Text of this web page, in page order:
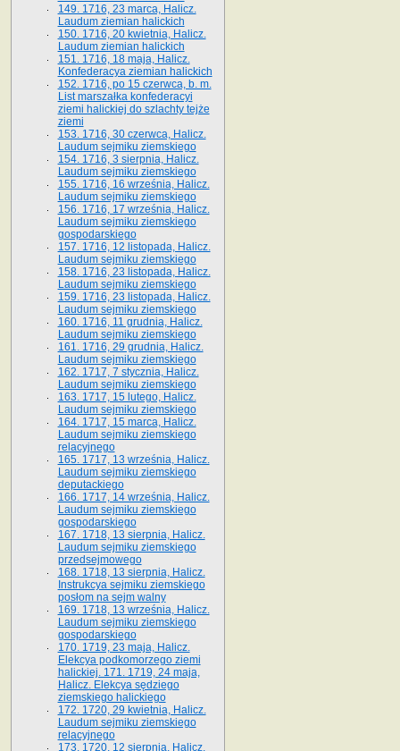
149. 1716, 23 marca, Halicz.
Laudum ziemian halickich
150. 1716, 20 kwietnia, Halicz.
Laudum ziemian halickich
151. 1716, 18 maja, Halicz.
Konfederacya ziemian halickich
152. 1716, po 15 czerwca, b. m.
List marszałka konfederacyi
ziemi halickiej do szlachty tejże
ziemi
153. 1716, 30 czerwca, Halicz.
Laudum sejmiku ziemskiego
154. 1716, 3 sierpnia, Halicz.
Laudum sejmiku ziemskiego
155. 1716, 16 września, Halicz.
Laudum sejmiku ziemskiego
156. 1716, 17 września, Halicz.
Laudum sejmiku ziemskiego
gospodarskiego
157. 1716, 12 listopada, Halicz.
Laudum sejmiku ziemskiego
158. 1716, 23 listopada, Halicz.
Laudum sejmiku ziemskiego
159. 1716, 23 listopada, Halicz.
Laudum sejmiku ziemskiego
160. 1716, 11 grudnia, Halicz.
Laudum sejmiku ziemskiego
161. 1716, 29 grudnia, Halicz.
Laudum sejmiku ziemskiego
162. 1717, 7 stycznia, Halicz.
Laudum sejmiku ziemskiego
163. 1717, 15 lutego, Halicz.
Laudum sejmiku ziemskiego
164. 1717, 15 marca, Halicz.
Laudum sejmiku ziemskiego
relacyjnego
165. 1717, 13 września, Halicz.
Laudum sejmiku ziemskiego
deputackiego
166. 1717, 14 września, Halicz.
Laudum sejmiku ziemskiego
gospodarskiego
167. 1718, 13 sierpnia, Halicz.
Laudum sejmiku ziemskiego
przedsejmowego
168. 1718, 13 sierpnia, Halicz.
Instrukcya sejmiku ziemskiego
posłom na sejm walny
169. 1718, 13 września, Halicz.
Laudum sejmiku ziemskiego
gospodarskiego
170. 1719, 23 maja, Halicz.
Elekcya podkomorzego ziemi
halickiej. 171. 1719, 24 maja,
Halicz. Elekcya sędziego
ziemskiego halickiego
172. 1720, 29 kwietnia, Halicz.
Laudum sejmiku ziemskiego
relacyjnego
173. 1720, 12 sierpnia, Halicz.